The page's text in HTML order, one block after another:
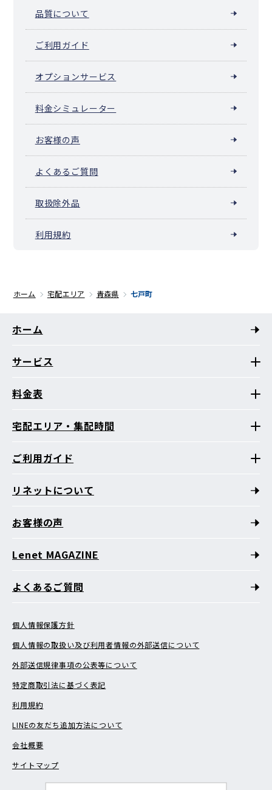
品質について
ご利用ガイド
オプションサービス
料金シミュレーター
お客様の声
よくあるご質問
取扱除外品
利用規約
ホーム 宅配エリア 青森県 七戸町
ホーム
サービス
料金表
宅配エリア・集配時間
ご利用ガイド
リネットについて
お客様の声
Lenet MAGAZINE
よくあるご質問
個人情報保護方針
個人情報の取扱い及び利用者情報の外部送信について
外部送信規律事項の公表等について
特定商取引法に基づく表記
利用規約
LINEの友だち追加方法について
会社概要
サイトマップ